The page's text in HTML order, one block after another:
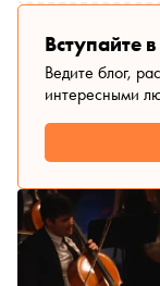
«Единоборство
пейзажи.
хорошо вы
художника-
Вступайте
Ведите блог,
интересными